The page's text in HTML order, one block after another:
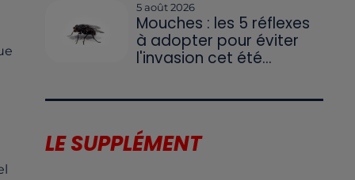
5 août 2026
Mouches : les 5 réflexes
à adopter pour éviter
l'invasion cet été...
LE SUPPLÉMENT